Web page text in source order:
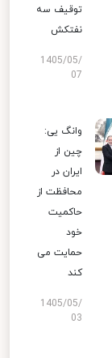
توقیف سه
نفتکش
1405/05/
07
وانگ یی:
چین از
ایران در
محافظت از
حاکمیت
خود
حمایت می
کند
1405/05/
03